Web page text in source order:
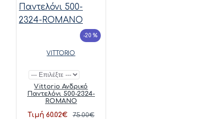
-20 %
VITTORIO
Vittorio Ανδρικό
Παντελόνι 500-2324-
ROMANO
Τιμή 60.02€ 75.00€